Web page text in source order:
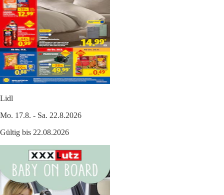
Lidl
Mo. 17.8. - Sa. 22.8.2026
Gültig bis 22.08.2026